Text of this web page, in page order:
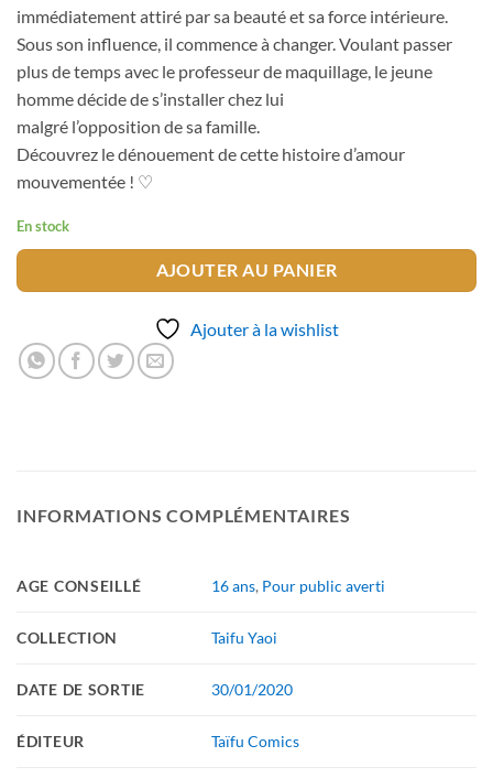
immédiatement attiré par sa beauté et sa force intérieure.
Sous son influence, il commence à changer. Voulant passer
plus de temps avec le professeur de maquillage, le jeune
homme décide de s’installer chez lui
malgré l’opposition de sa famille.
Découvrez le dénouement de cette histoire d’amour
mouvementée ! ♡
En stock
AJOUTER AU PANIER
Ajouter à la wishlist
INFORMATIONS COMPLÉMENTAIRES
AGE CONSEILLÉ 16 ans, Pour public averti
COLLECTION Taifu Yaoi
DATE DE SORTIE 30/01/2020
ÉDITEUR Taïfu Comics